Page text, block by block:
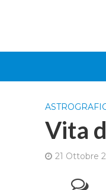
Vita
21 Ottobre